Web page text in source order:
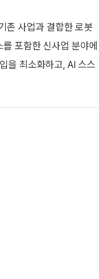
존 사업과 결합한 로봇
포함한 신사업 분야에
을 최소화하고, AI 스스